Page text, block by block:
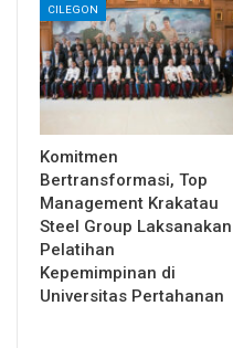
CILEGON
Komitmen
Bertransformasi, Top
Management Krakatau
Steel Group Laksanakan
Pelatihan
Kepemimpinan di
Universitas Pertahanan